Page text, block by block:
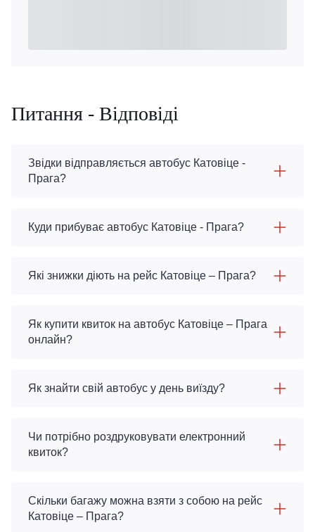
Питання - Відповіді
Звідки відправляється автобус Катовіце -
Прага?
Куди прибуває автобус Катовіце - Прага?
Які знижки діють на рейс Катовіце – Прага?
Як купити квиток на автобус Катовіце – Прага
онлайн?
Як знайти свій автобус у день виїзду?
Чи потрібно роздруковувати електронний
квиток?
Скільки багажу можна взяти з собою на рейс
Катовіце – Прага?